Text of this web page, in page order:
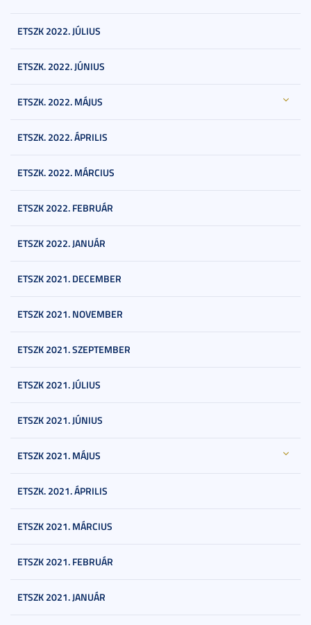
ETSZK 2022. JÚLIUS
ETSZK. 2022. JÚNIUS
ETSZK. 2022. MÁJUS
ETSZK. 2022. ÁPRILIS
ETSZK. 2022. MÁRCIUS
ETSZK 2022. FEBRUÁR
ETSZK 2022. JANUÁR
ETSZK 2021. DECEMBER
ETSZK 2021. NOVEMBER
ETSZK 2021. SZEPTEMBER
ETSZK 2021. JÚLIUS
ETSZK 2021. JÚNIUS
ETSZK 2021. MÁJUS
ETSZK. 2021. ÁPRILIS
ETSZK 2021. MÁRCIUS
ETSZK 2021. FEBRUÁR
ETSZK 2021. JANUÁR